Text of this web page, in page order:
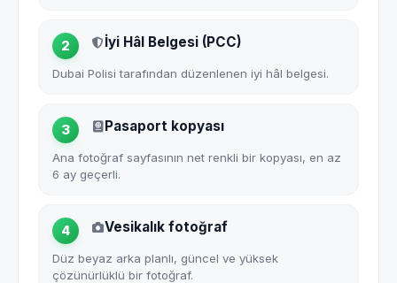
2 İyi Hâl Belgesi (PCC)
Dubai Polisi tarafından düzenlenen iyi hâl belgesi.
3 Pasaport kopyası
Ana fotoğraf sayfasının net renkli bir kopyası, en az
6 ay geçerli.
4 Vesikalık fotoğraf
Düz beyaz arka planlı, güncel ve yüksek
çözünürlüklü bir fotoğraf.